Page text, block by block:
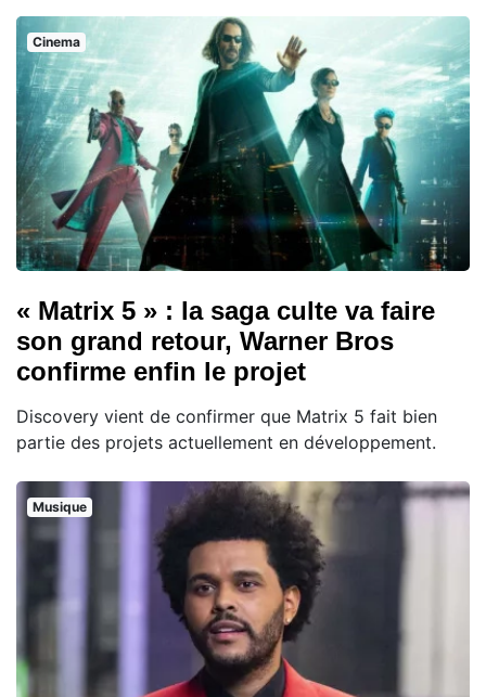
Cinema
« Matrix 5 » : la saga culte va faire
son grand retour, Warner Bros
confirme enfin le projet
Discovery vient de confirmer que Matrix 5 fait bien
partie des projets actuellement en développement.
Musique